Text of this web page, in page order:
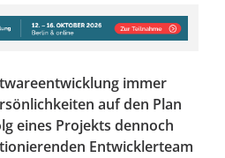
immer
auf den Plan
eines Projekts dennoch
Entwicklerteam